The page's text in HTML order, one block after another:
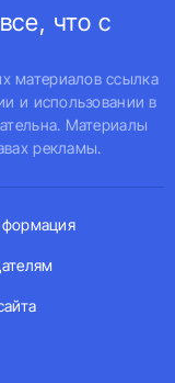
что с
материалов ссылка
и использовании в
Материалы
рекламы.